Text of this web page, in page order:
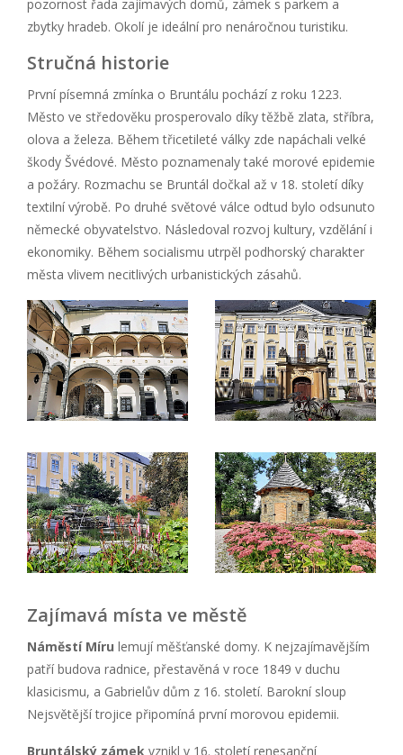
pozornost řada zajímavých domů, zámek s parkem a
zbytky hradeb. Okolí je ideální pro nenáročnou turistiku.
Stručná historie
První písemná zmínka o Bruntálu pochází z roku 1223.
Město ve středověku prosperovalo díky těžbě zlata, stříbra,
olova a železa. Během třicetileté války zde napáchali velké
škody Švédové. Město poznamenaly také morové epidemie
a požáry. Rozmachu se Bruntál dočkal až v 18. století díky
textilní výrobě. Po druhé světové válce odtud bylo odsunuto
německé obyvatelstvo. Následoval rozvoj kultury, vzdělání i
ekonomiky. Během socialismu utrpěl podhorský charakter
města vlivem necitlivých urbanistických zásahů.
Zajímavá místa ve městě
Náměstí Míru lemují měšťanské domy. K nejzajímavějším
patří budova radnice, přestavěná v roce 1849 v duchu
klasicismu, a Gabrielův dům z 16. století. Barokní sloup
Nejsvětější trojice připomíná první morovou epidemii.
Bruntálský zámek vznikl v 16. století renesanční